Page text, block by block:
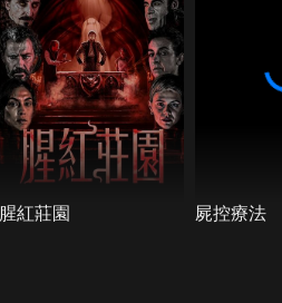
腥紅莊園 屍控療法